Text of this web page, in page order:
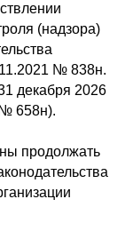
(надзора)
№ 838н.
декабря 2026
№ 658н).
продолжать